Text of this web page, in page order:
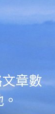
章數